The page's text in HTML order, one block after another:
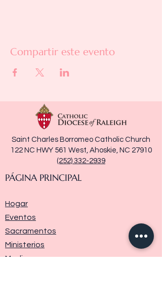
Compartir este evento
Saint Charles Borromeo Catholic Church
122 NC HWY 561 West, Ahoskie, NC 27910
(252) 332-2939
PÁGINA PRINCIPAL
Hogar
Eventos
Sacramentos
Ministerios
Media